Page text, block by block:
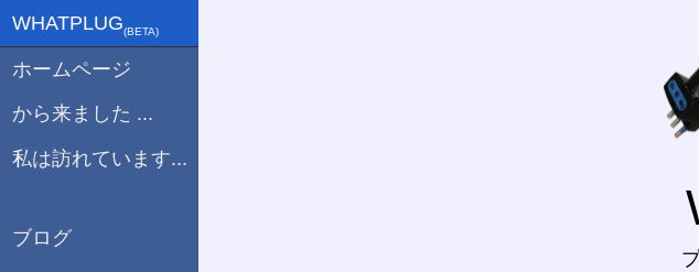
WHATPLUG(ΒETA)
ホームページ
から来ました ...
私は訪れています...
ブログ